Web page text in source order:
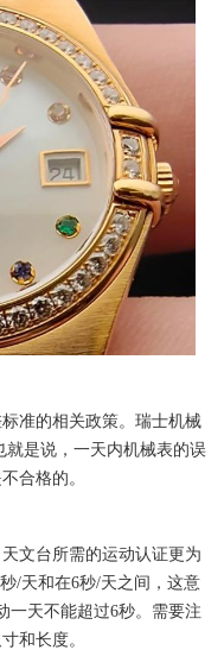
准的相关政策。瑞士机械
就是说，一天内机械表的误
合格的。
文台所需的运动认证更为
/天和在6秒/天之间，这意
一天不能超过6秒。需要注
和长度。